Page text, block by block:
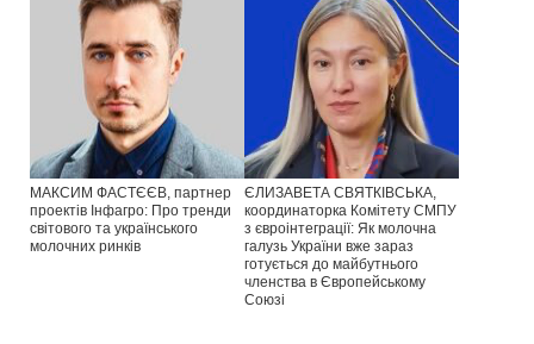
МАКСИМ ФАСТЄЄВ, партнер
проектів Інфагро: Про тренди
світового та українського
молочних ринків
ЄЛИЗАВЕТА СВЯТКІВСЬКА,
координаторка Комітету СМПУ
з євроінтеграції: Як молочна
галузь України вже зараз
готується до майбутнього
членства в Європейському
Союзі